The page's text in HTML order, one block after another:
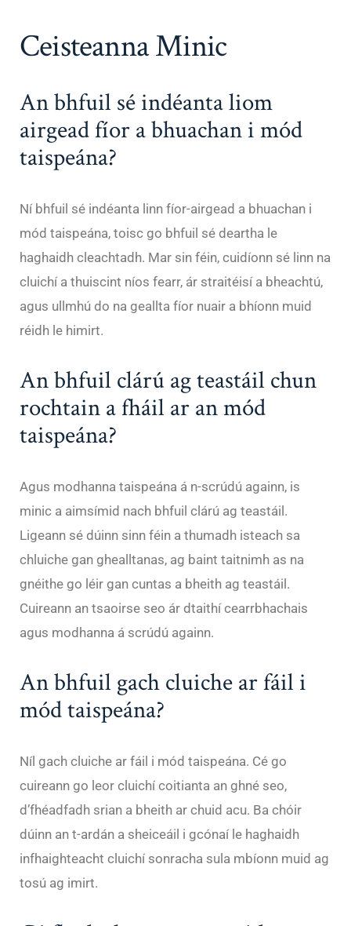
Ceisteanna Minic
An bhfuil sé indéanta liom
airgead fíor a bhuachan i mód
taispeána?
Ní bhfuil sé indéanta linn fíor-airgead a bhuachan i
mód taispeána, toisc go bhfuil sé deartha le
haghaidh cleachtadh. Mar sin féin, cuidíonn sé linn na
cluichí a thuiscint níos fearr, ár straitéisí a bheachtú,
agus ullmhú do na geallta fíor nuair a bhíonn muid
réidh le himirt.
An bhfuil clárú ag teastáil chun
rochtain a fháil ar an mód
taispeána?
Agus modhanna taispeána á n-scrúdú againn, is
minic a aimsímid nach bhfuil clárú ag teastáil.
Ligeann sé dúinn sinn féin a thumadh isteach sa
chluiche gan ghealltanas, ag baint taitnimh as na
gnéithe go léir gan cuntas a bheith ag teastáil.
Cuireann an tsaoirse seo ár dtaithí cearrbhachais
agus modhanna á scrúdú againn.
An bhfuil gach cluiche ar fáil i
mód taispeána?
Níl gach cluiche ar fáil i mód taispeána. Cé go
cuireann go leor cluichí coitianta an ghné seo,
d’fhéadfadh srian a bheith ar chuid acu. Ba chóir
dúinn an t-ardán a sheiceáil i gcónaí le haghaidh
infhaighteacht cluichí sonracha sula mbíonn muid ag
tosú ag imirt.